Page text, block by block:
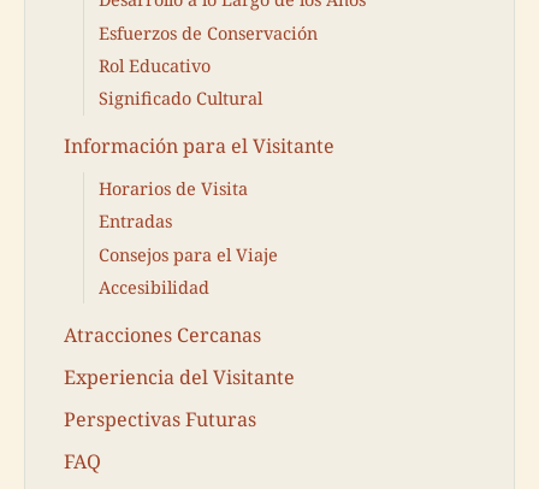
Esfuerzos de Conservación
Rol Educativo
Significado Cultural
Información para el Visitante
Horarios de Visita
Entradas
Consejos para el Viaje
Accesibilidad
Atracciones Cercanas
Experiencia del Visitante
Perspectivas Futuras
FAQ